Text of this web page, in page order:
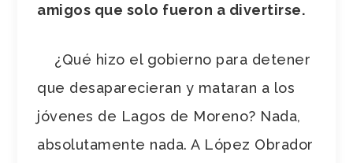
amigos que solo fueron a divertirse.
¿Qué hizo el gobierno para detener
que desaparecieran y mataran a los
jóvenes de Lagos de Moreno? Nada,
absolutamente nada. A López Obrador